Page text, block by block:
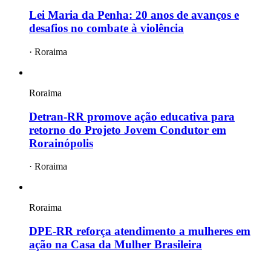
Lei Maria da Penha: 20 anos de avanços e
desafios no combate à violência
· Roraima
Roraima
Detran-RR promove ação educativa para
retorno do Projeto Jovem Condutor em
Rorainópolis
· Roraima
Roraima
DPE-RR reforça atendimento a mulheres em
ação na Casa da Mulher Brasileira